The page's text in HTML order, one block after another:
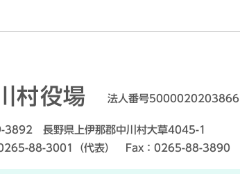
村役場 法人番号5000020203866
3892 長野県上伊那郡中川村大草4045-1
88-3001（代表） Fax：0265-88-3890